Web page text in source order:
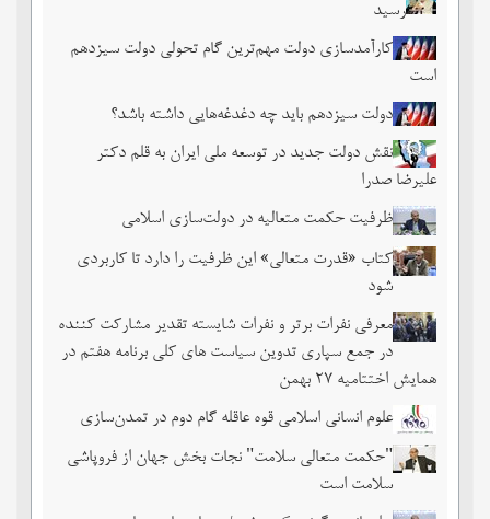
رسید
کارآمدسازی دولت مهم‌ترین گام تحولی دولت سیزدهم
است
دولت سیزدهم باید چه دغدغه‌هایی داشته باشد؟
نقش دولت جدید در توسعه ملی ایران به قلم دکتر
علیرضا صدرا
ظرفیت حکمت متعالیه در دولت‌سازی اسلامی
کتاب «قدرت متعالی» این ظرفیت را دارد تا کاربردی
شود
معرفی نفرات برتر و نفرات شایسته تقدیر مشارکت کننده
در جمع سپاری تدوین سیاست های کلی برنامه هفتم در
همایش اختتامیه ۲۷ بهمن
علوم انسانی اسلامی قوه عاقله گام دوم در تمدن‌سازی
"حکمت متعالی سلامت" نجات بخش جهان از فروپاشی
سلامت است